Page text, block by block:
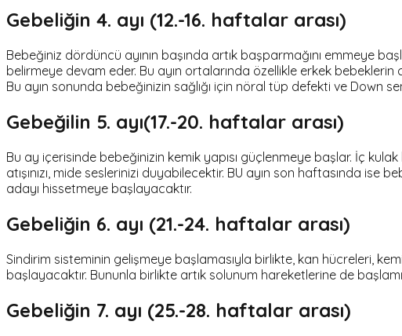
Gebeliğin 4. ayı (12.-16. haftalar arası)
Bebeğiniz dördüncü ayının başında artık başparmağını emmeye
belirmeye devam eder. Bu ayın ortalarında özellikle erkek
Bu ayın sonunda bebeğinizin sağlığı için nöral tüp defekti ve Down
Gebeğilin 5. ayı(17.-20. haftalar arası)
Bu ay içerisinde bebeğinizin kemik yapısı güçlenmeye başlar. İç
atışınızı, mide seslerinizi duyabilecektir. BU ayın son haftasında
adayı hissetmeye başlayacaktır.
Gebeliğin 6. ayı (21.-24. haftalar arası)
Sindirim sisteminin gelişmeye başlamasıyla birlikte, kan hücreleri,
başlayacaktır. Bununla birlikte artık solunum hareketlerine de
Gebeliğin 7. ayı (25.-28. haftalar arası)